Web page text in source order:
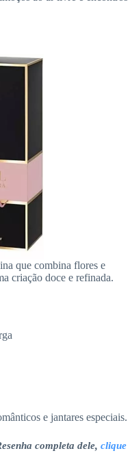
que combina flores e
criação doce e refinada.
e jantares especiais.
completa dele, clique